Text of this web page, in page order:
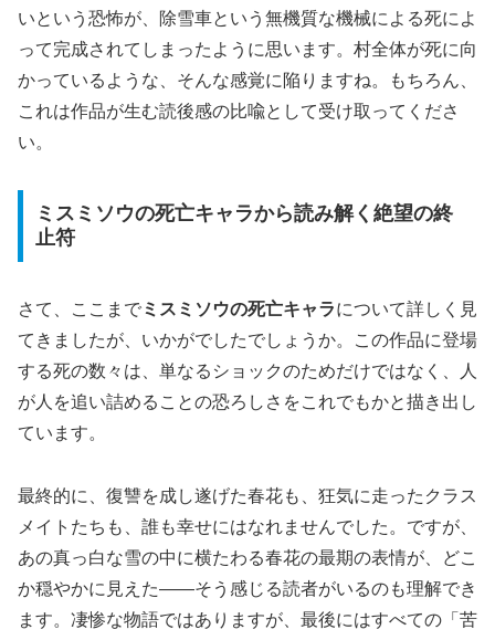
いという恐怖が、除雪車という無機質な機械による死によ
って完成されてしまったように思います。村全体が死に向
かっているような、そんな感覚に陥りますね。もちろん、
これは作品が生む読後感の比喩として受け取ってくださ
い。
ミスミソウの死亡キャラから読み解く絶望の終
止符
さて、ここまでミスミソウの死亡キャラについて詳しく見
てきましたが、いかがでしたでしょうか。この作品に登場
する死の数々は、単なるショックのためだけではなく、人
が人を追い詰めることの恐ろしさをこれでもかと描き出し
ています。
最終的に、復讐を成し遂げた春花も、狂気に走ったクラス
メイトたちも、誰も幸せにはなれませんでした。ですが、
あの真っ白な雪の中に横たわる春花の最期の表情が、どこ
か穏やかに見えた――そう感じる読者がいるのも理解でき
ます。凄惨な物語ではありますが、最後にはすべての「苦